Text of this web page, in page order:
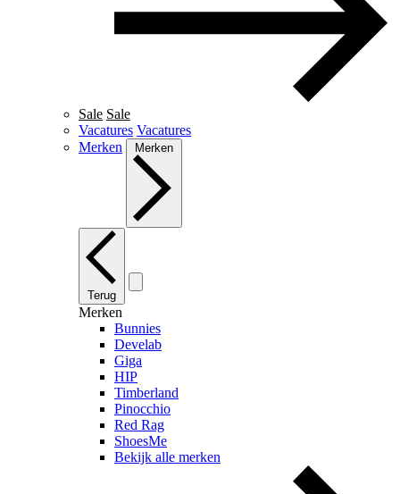
Sale Sale
Vacatures Vacatures
Merken
Merken
Terug
Merken
Bunnies
Develab
Giga
HIP
Timberland
Pinocchio
Red Rag
ShoesMe
Bekijk alle merken